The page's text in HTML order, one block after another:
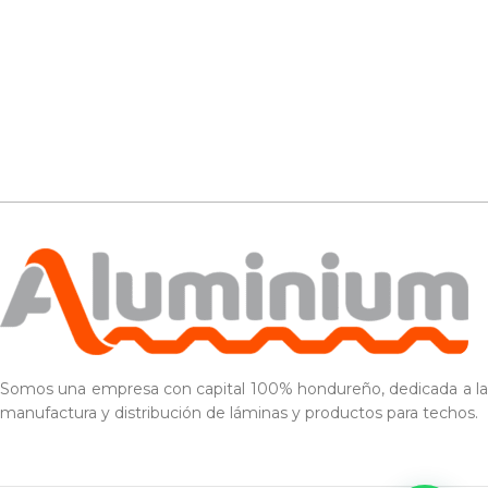
Somos una empresa con capital 100% hondureño, dedicada a la
manufactura y distribución de láminas y productos para techos.